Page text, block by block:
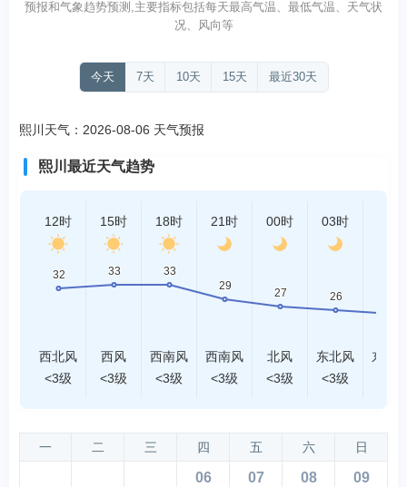
预报和气象趋势预测,主要指标包括每天最高气温、最低气温、天气状
况、风向等
今天 7天 10天 15天 最近30天
熙川天气：2026-08-06 天气预报
熙川最近天气趋势
12时
西北风
<3级
15时
西风
<3级
18时
西南风
<3级
21时
西南风
<3级
00时
北风
<3级
03时
东北风
<3级
东北
一 二 三 四 五 六 日
06 07 08 09